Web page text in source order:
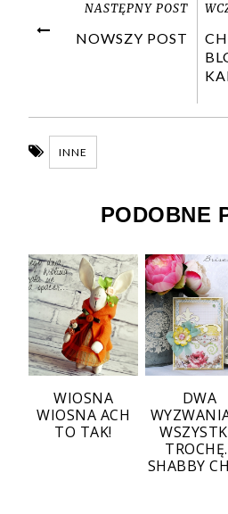
NASTĘPNY POST
NOWSZY POST
INNE
PODOBNE
WIOSNA
WIOSNA ACH
TO TAK!
DWA
SHABBY